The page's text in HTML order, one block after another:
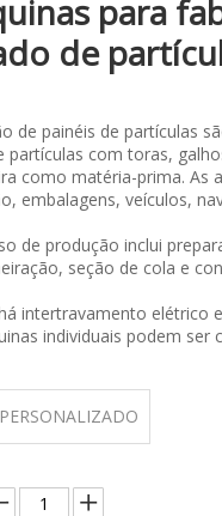
para
de
de painéis de partículas
partículas com toras,
como matéria-prima. As
embalagens, veículos,
de produção inclui
seção de cola e
intertravamento elétrico
individuais podem ser
PERSONALIZADO